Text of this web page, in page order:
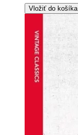
Vložiť do košíka